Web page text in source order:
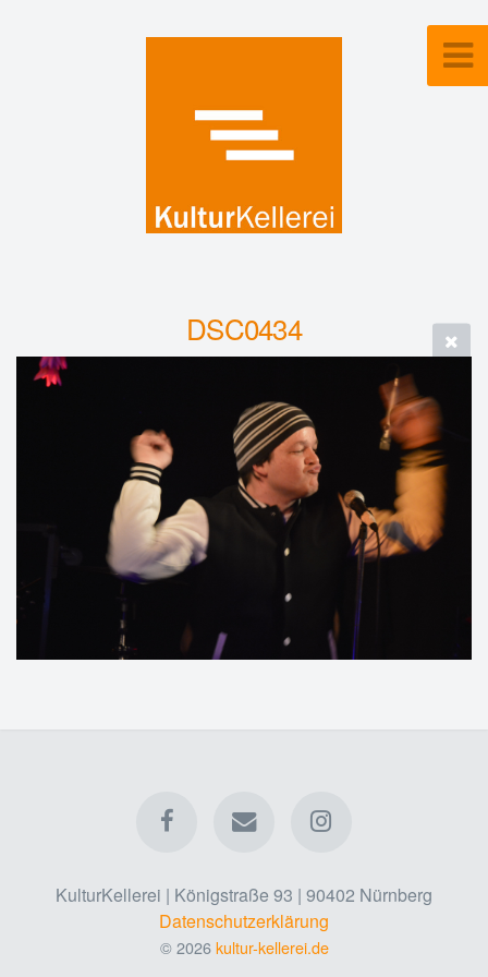
DSC0434
KulturKellerei | Königstraße 93 | 90402 Nürnberg
Datenschutzerklärung
© 2026kultur-kellerei.de